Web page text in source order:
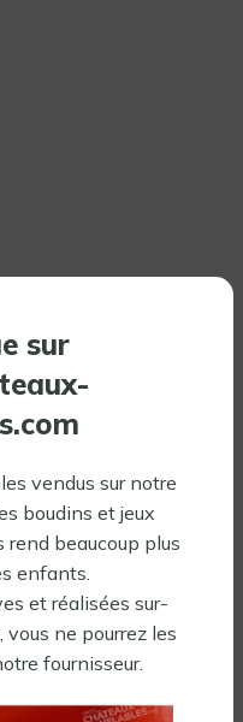
sur
vendus sur notre
boudins et jeux
rend beaucoup plus
enfants.
et réalisées sur-
vous ne pourrez les
fournisseur.